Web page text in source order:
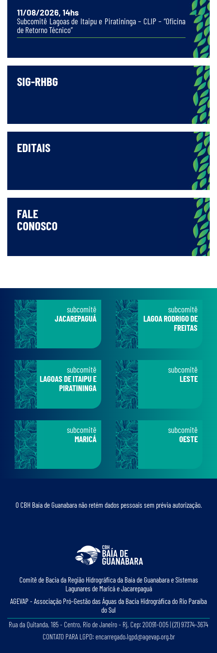
11/08/2026, 14hs
Subcomitê Lagoas de Itaipu e Piratininga – CLIP – “Oficina
de Retorno Técnico”
SIG-RHBG
EDITAIS
FALE
CONOSCO
subcomitê
JACAREPAGUÁ
subcomitê
LAGOA RODRIGO DE
FREITAS
subcomitê
LAGOAS DE ITAIPU E
PIRATININGA
subcomitê
LESTE
subcomitê
MARICÁ
subcomitê
OESTE
O CBH Baía de Guanabara não retém dados pessoais sem prévia autorização.
Comitê de Bacia da Região Hidrográﬁca da Baía de Guanabara e Sistemas
Lagunares de Maricá e Jacarepaguá
AGEVAP - Associação Pró-Gestão das Águas da Bacia Hidrográﬁca do Rio Paraíba
do Sul
Rua da Quitanda, 185 - Centro, Rio de Janeiro - Rj, Cep: 20091-005 | (21) 97374-3674
CONTATO PARA LGPD: encarregado.lgpd@agevap.org.br